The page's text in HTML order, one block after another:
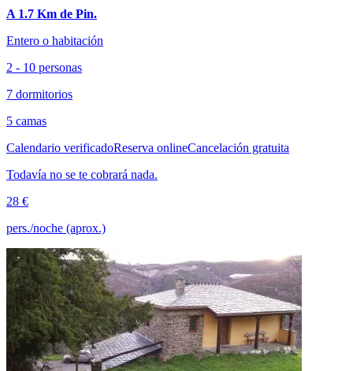
A 1.7 Km de Pin.
Entero o habitación
2 - 10 personas
7 dormitorios
5 camas
Calendario verificadoReserva onlineCancelación gratuita
Todavía no se te cobrará nada.
28 €
pers./noche (aprox.)